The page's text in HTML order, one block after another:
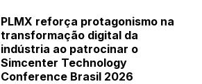
PLMX reforça protagonismo na
transformação digital da
indústria ao patrocinar o
Simcenter Technology
Conference Brasil 2026